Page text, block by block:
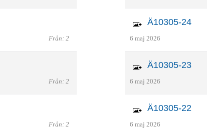
Från: 2
Från: 2
Från: 2
Ä10305-24
6 maj 2026
Ä10305-23
6 maj 2026
Ä10305-22
6 maj 2026